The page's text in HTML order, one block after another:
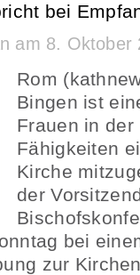
bei
am 8. Oktober
Rom
Bingen ist
Frauen in
Fähigkeiten
Kirche
der
bei
zur